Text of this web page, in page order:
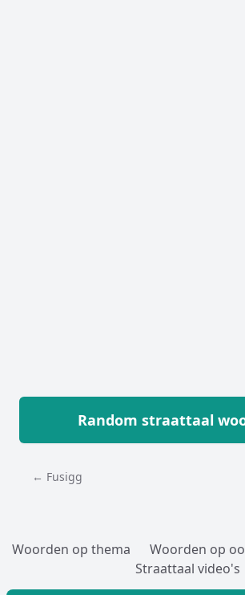
Random straattaal
← Fusigg
Woorden op thema Woorden op
Straattaal video's